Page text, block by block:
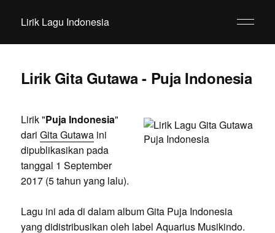
Lirik Lagu Indonesia
Lirik Gita Gutawa - Puja Indonesia
Lirik "Puja Indonesia"
dari Gita Gutawaini
dipublikasikan pada
tanggal 1 September
2017 (5 tahun yang lalu).
Lagu ini ada di dalam album Gita Puja Indonesia
yang didistribusikan oleh label Aquarius Musikindo.